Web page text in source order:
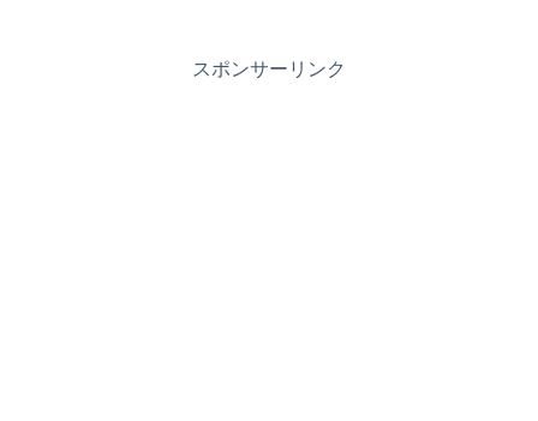
スポンサーリンク